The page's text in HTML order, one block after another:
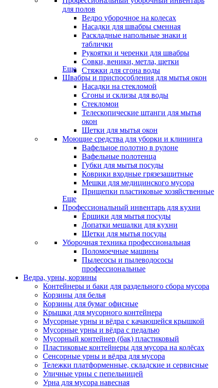
для полов
Ведро уборочное на колесах
Насадки для швабры сменная
Раскладные напольные знаки и
таблички
Рукоятки и черенки для швабры
Совки, веники, метла, щетки
Стяжки для сгона воды
Еще
Швабры и приспособления для мытья окон
Насадки на стекломой
Сгоны и склизы для воды
Стекломои
Телескопические штанги для мытья
окон
Щетки для мытья окон
Моющие средства для уборки и клининга
Вафельное полотно в рулоне
Вафельные полотенца
Губки для мытья посуды
Коврики входные грязезащитные
Мешки для медицинского мусора
Прищепки пластиковые хозяйственные
Еще
Профессиональный инвентарь для кухни
Ёршики для мытья посуды
Лопатки мешалки для кухни
Щетки для мытья посуды
Уборочная техника профессиональная
Поломоечные машины
Пылесосы и пылеводососы
профессиональные
Ведра, урны, корзины
Контейнеры и баки для раздельного сбора мусора
Корзины для белья
Корзины для бумаг офисные
Крышки для мусорного контейнера
Мусорные урны и вёдра с качающейся крышкой
Мусорные урны и вёдра с педалью
Мусорный контейнер (бак) пластиковый
Пластиковые контейнеры для мусора на колёсах
Сенсорные урны и вёдра для мусора
Тележки платформенные, складские и сервисные
Уличные урны с пепельницей
Урна для мусора навесная